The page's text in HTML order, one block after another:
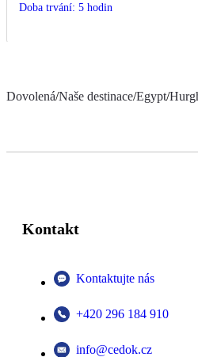
Doba trvání: 5 hodin
Dovolená/Naše destinace/Egypt/
Kontakt
Kontaktujte nás
+420 296 184 910
info@cedok.cz